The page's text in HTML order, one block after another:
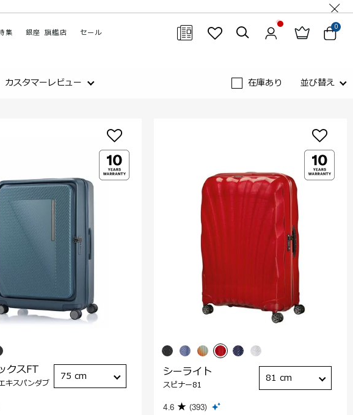
集 銀座 旗艦店 セール
0
閉じる
カスタマーレビュー 在庫あり 並び替え
クスFT
キスパンダブ
75 cm シーライト
スピナー81
4.6 (393)
81 cm